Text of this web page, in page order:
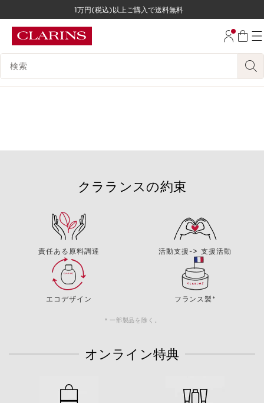
コンテンツへ移動
1万円(税込)以上ご購入で送料無料
検索候補
クラランスの約束
責任ある原料調達 活動支援-> 支援活動
エコデザイン フランス製*
＊一部製品を除く。
オンライン特典